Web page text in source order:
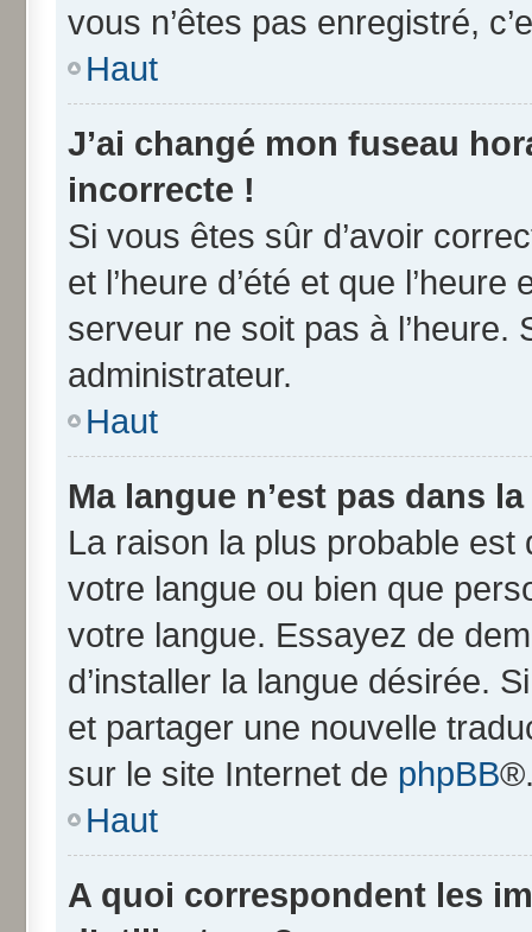
vous n’êtes pas enregistré,
Haut
J’ai changé mon fuseau
incorrecte !
Si vous êtes sûr d’avoir
et l’heure d’été et que
serveur ne soit pas à l’heure.
administrateur.
Haut
Ma langue n’est pas dans
La raison la plus probable est
votre langue ou bien que
votre langue. Essayez de
d’installer la langue désirée.
et partager une nouvelle
sur le site Internet de phpBB
Haut
A quoi correspondent les